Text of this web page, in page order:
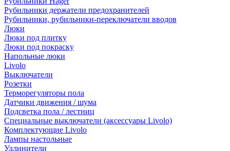
Рубильники держатели предохранителей
Рубильники, рубильники-переключатели вводов
Люки
Люки под плитку
Люки под покраску
Напольные люки
Livolo
Выключатели
Розетки
Терморегуляторы пола
Датчики движения / шума
Подсветка пола / лестниц
Специальные выключатели (аксессуары Livolo)
Комплектующие Livolo
Лампы настольные
Удлинители